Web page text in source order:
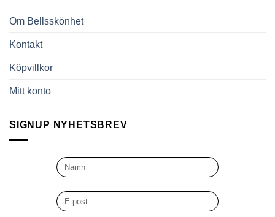
Om Bellsskönhet
Kontakt
Köpvillkor
Mitt konto
SIGNUP NYHETSBREV